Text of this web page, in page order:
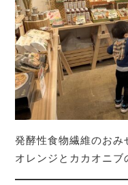
発酵性食物繊維のおみ
オレンジとカカオニブ